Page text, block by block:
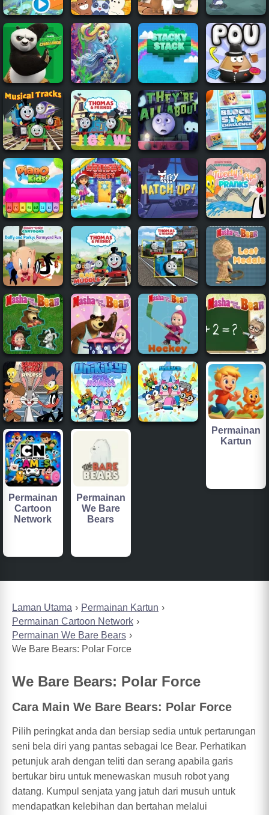
Laman Utama
Permainan Kartun
Permainan Cartoon Network
Permainan We Bare Bears
We Bare Bears: Polar Force
We Bare Bears: Polar Force
Cara Main We Bare Bears: Polar Force
Pilih peringkat anda dan bersiap sedia untuk pertarungan
seni bela diri yang pantas sebagai Ice Bear. Perhatikan
petunjuk arah dengan teliti dan serang apabila garis
bertukar biru untuk menewaskan musuh robot yang
datang. Kumpul senjata yang jatuh dari musuh untuk
mendapatkan kelebihan dan bertahan melalui
Permainan
Kartun
Permainan
Cartoon
Network
Permainan
We Bare
Bears